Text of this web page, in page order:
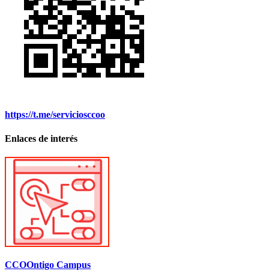
https://t.me/serviciosccoo
Enlaces de interés
CCOOntigo Campus